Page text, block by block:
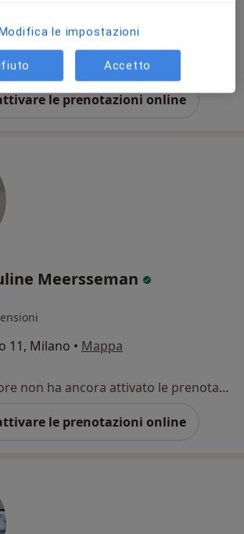
Prestazione gratuita
le prenotazioni online
Meersseman
11, Milano • Mappa
Questo dottore non ha ancora attivato le prenotazioni online presso questo indirizzo.
le prenotazioni online
le impostazioni
Accetto